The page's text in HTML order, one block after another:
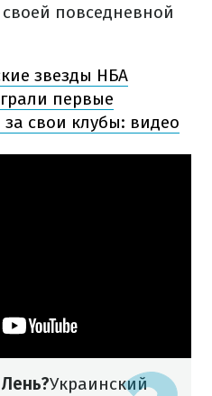
повседневной
звезды НБА
первые
свои клубы: видео
Украинский